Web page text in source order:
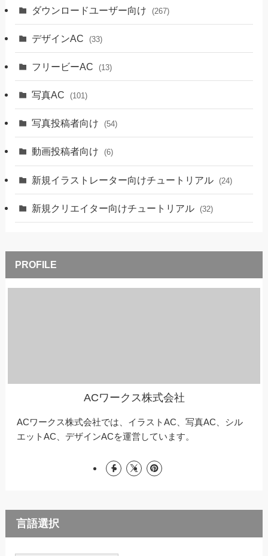
ダウンロードユーザー向け (267)
デザインAC (33)
フリービーAC (13)
写真AC (101)
写真投稿者向け (54)
動画投稿者向け (6)
新規イラストレーター向けチュートリアル (24)
新規クリエイター向けチュートリアル (32)
ACワークス株式会社
ACワークス株式会社では、イラストAC、写真AC、シル
エットAC、デザインACを運営しています。
言語選択